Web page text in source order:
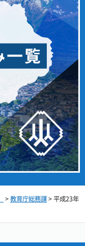
>教育庁総務課> 平成23年